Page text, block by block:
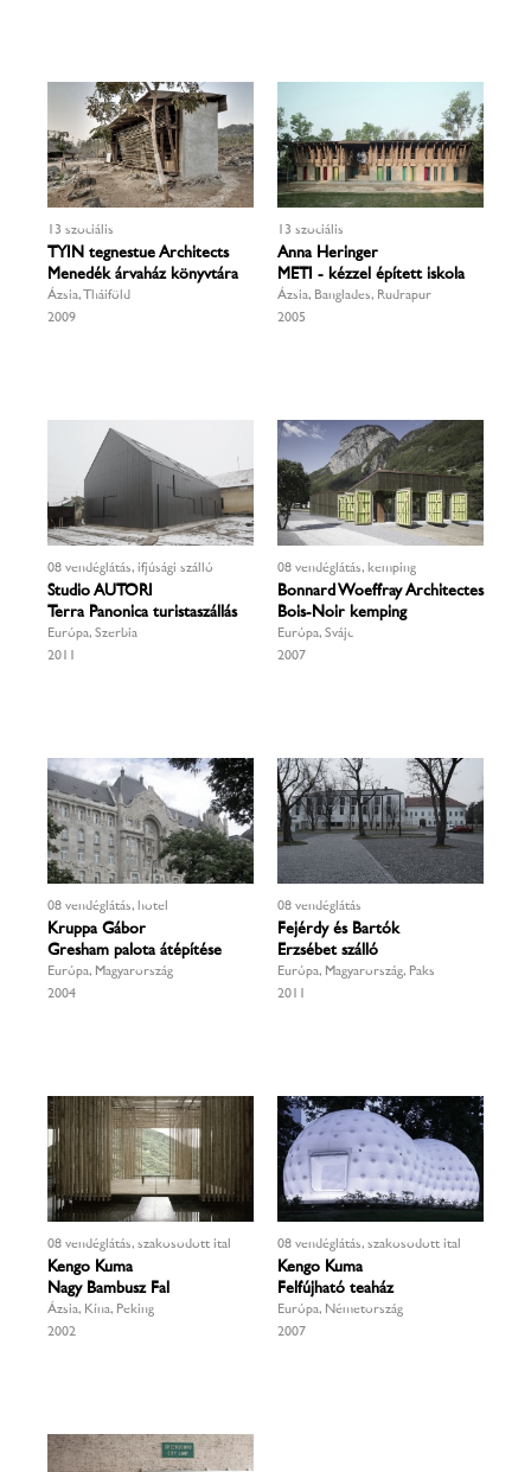
13 szociális
TYIN tegnestue Architects
Menedék árvaház könyvtára
Ázsia, Tháiföld
2009
13 szociális
Anna Heringer
METI - kézzel épített iskola
Ázsia, Banglades, Rudrapur
2005
08 vendéglátás, ifjúsági szálló
Studio AUTORI
Terra Panonica turistaszállás
Európa, Szerbia
2011
08 vendéglátás, kemping
Bonnard Woeffray Architectes
Bois-Noir kemping
Európa, Svájc
2007
08 vendéglátás, hotel
Kruppa Gábor
Gresham palota átépítése
Európa, Magyarország
2004
08 vendéglátás
Fejérdy és Bartók
Erzsébet szálló
Európa, Magyarország, Paks
2011
08 vendéglátás, szakosodott ital
Kengo Kuma
Nagy Bambusz Fal
Ázsia, Kína, Peking
2002
08 vendéglátás, szakosodott ital
Kengo Kuma
Felfújható teaház
Európa, Németország
2007